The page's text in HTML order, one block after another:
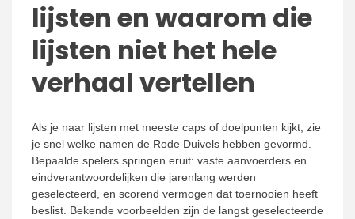
lijsten en waarom die
lijsten niet het hele
verhaal vertellen
Als je naar lijsten met meeste caps of doelpunten kijkt, zie
je snel welke namen de Rode Duivels hebben gevormd.
Bepaalde spelers springen eruit: vaste aanvoerders en
eindverantwoordelijken die jarenlang werden
geselecteerd, en scorend vermogen dat toernooien heeft
beslist. Bekende voorbeelden zijn de langst geselecteerde